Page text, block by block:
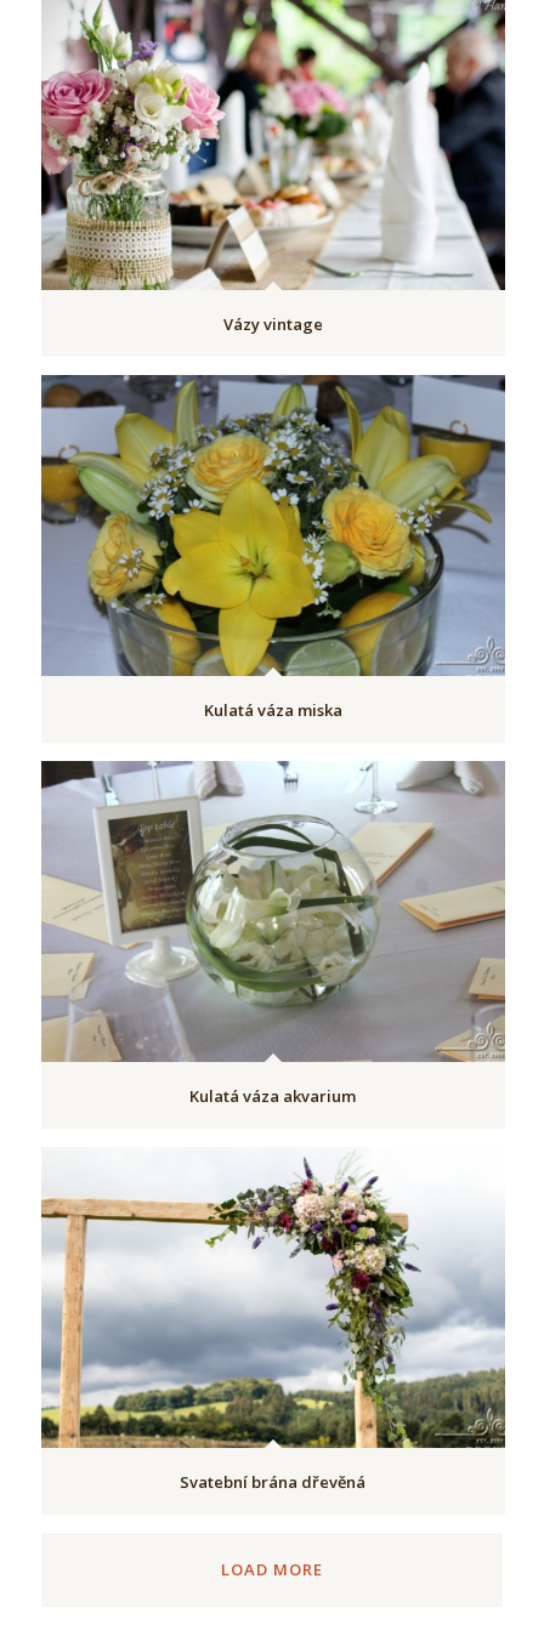
Vázy vintage
Kulatá váza miska
Kulatá váza akvarium
Svatební brána dřevěná
LOAD MORE